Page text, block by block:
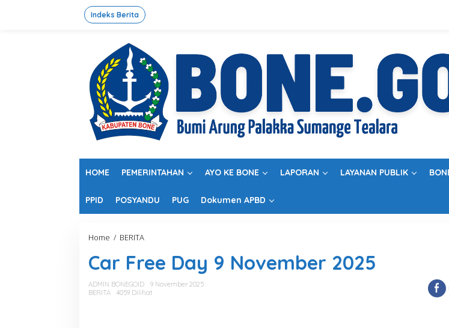
Indeks Berita
HOME PEMERINTAHAN AYO KE BONE LAPORAN LAYANAN PUBLIK
PPID POSYANDU PUG Dokumen APBD
Home / BERITA
r
F
e
Car Free Day 9 November 2025
ADMIN BONEGOID
9 November 2025
BERITA
4059 Dilihat